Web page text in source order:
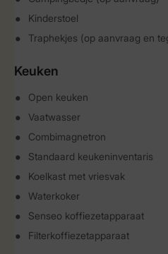
Kinderstoel
Traphekjes (op aanvraag en
Keuken
Open keuken
Vaatwasser
Combimagnetron
Standaard keukeninventaris
Koelkast met vriesvak
Waterkoker
Senseo koffiezetapparaat
Filterkoffiezetapparaat